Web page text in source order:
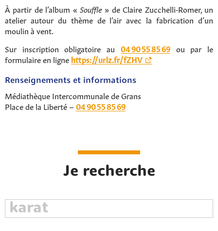
À partir de l’album « Souffle » de Claire Zucchel­li‑Romer, un
atelier autour du thème de l’air avec la fabrication d’un
moulin à vent.
Sur inscription obligatoire au 04 90 55 85 69ou par le
formulaire en lignehttps://urlz.fr/fZHV
Renseignements et informations
Médiathèque Intercommunale de Grans
Place de la Liberté – 04 90 55 85 69
Je recherche